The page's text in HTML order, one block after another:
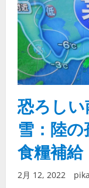
恐ろし
雪：陸
食糧補給
2月 12, 2022